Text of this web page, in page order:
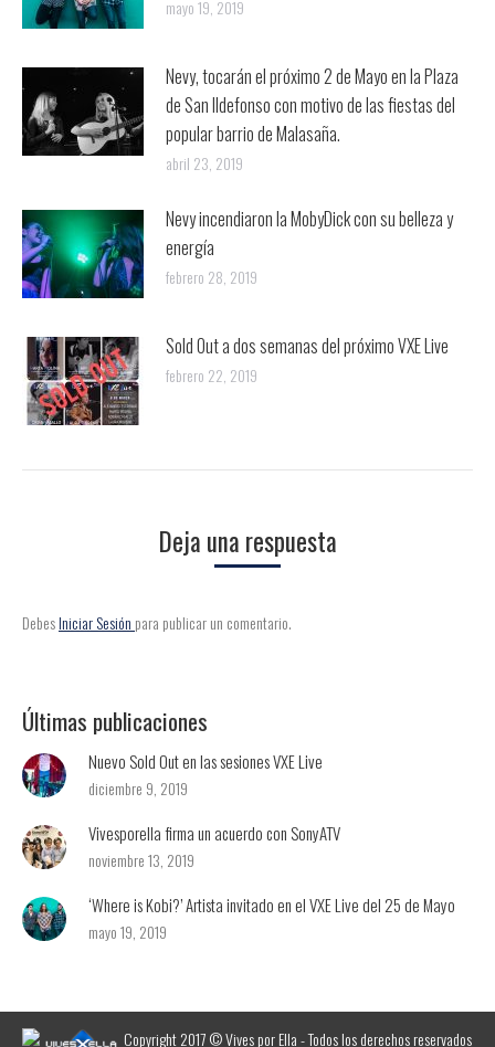
mayo 19, 2019
Nevy, tocarán el próximo 2 de Mayo en la Plaza
de San Ildefonso con motivo de las fiestas del
popular barrio de Malasaña.
abril 23, 2019
Nevy incendiaron la MobyDick con su belleza y
energía
febrero 28, 2019
Sold Out a dos semanas del próximo VXE Live
febrero 22, 2019
Deja una respuesta
DebesIniciar Sesión para publicar un comentario.
Últimas publicaciones
Nuevo Sold Out en las sesiones VXE Live
diciembre 9, 2019
Vivesporella firma un acuerdo con SonyATV
noviembre 13, 2019
‘Where is Kobi?’ Artista invitado en el VXE Live del 25 de Mayo
mayo 19, 2019
Copyright 2017 © Vives por Ella - Todos los derechos reservados